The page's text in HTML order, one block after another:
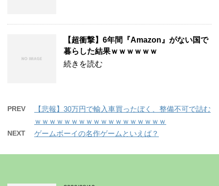
【超衝撃】6年間『Amazon』がない国で
暮らした結果ｗｗｗｗｗｗ
続きを読む
PREV
【悲報】30万円で輸入車買ったぼく、整備不可で詰む
ｗｗｗｗｗｗｗｗｗｗｗｗｗｗｗｗｗｗ
NEXT ゲームボーイの名作ゲームといえば？